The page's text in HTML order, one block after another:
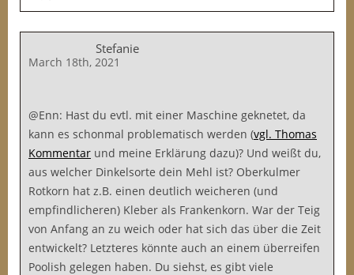
Stefanie
March 18th, 2021
@Enn: Hast du evtl. mit einer Maschine geknetet, da
kann es schonmal problematisch werden (vgl. Thomas
Kommentar und meine Erklärung dazu)? Und weißt du,
aus welcher Dinkelsorte dein Mehl ist? Oberkulmer
Rotkorn hat z.B. einen deutlich weicheren (und
empfindlicheren) Kleber als Frankenkorn. War der Teig
von Anfang an zu weich oder hat sich das über die Zeit
entwickelt? Letzteres könnte auch an einem überreifen
Poolish gelegen haben. Du siehst, es gibt viele